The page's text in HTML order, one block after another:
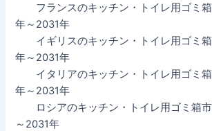
フランスのキッチン・トイレ用ゴミ
年～2031年
イギリスのキッチン・トイレ用ゴミ
年～2031年
イタリアのキッチン・トイレ用ゴミ
年～2031年
ロシアのキッチン・トイレ用ゴミ箱
～2031年